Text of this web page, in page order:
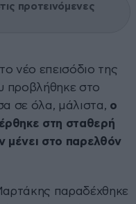
προτεινόμενες
νέο επεισόδιο της
προβλήθηκε στο
σε όλα, μάλιστα, ο
στη σταθερή
μένει στο παρελθόν
παραδέχθηκε